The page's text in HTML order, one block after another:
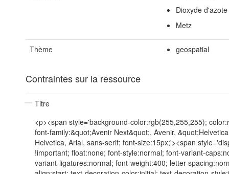
Dioxyde d'azote
Metz
Thème geospatial
Contraintes sur la ressource
Titre
<p><span style='background-color:rgb(255,255,255);
font-family:&quot;Avenir Next&quot;, Avenir,
Helvetica, Arial, sans-serif; font-size:15px;'><span
!important; float:none; font-style:normal; font-variant-
variant-ligatures:normal; font-weight:400; letter-